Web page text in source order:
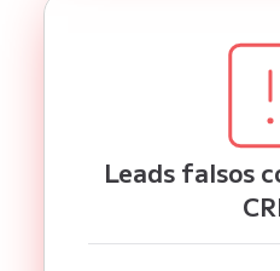
Leads falsos